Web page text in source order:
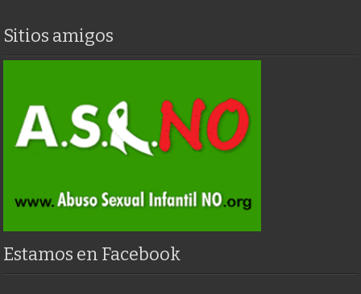
Sitios amigos
Estamos en Facebook